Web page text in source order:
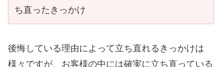
ち直ったきっかけ
後悔している理由によって立ち直れるきっかけは
様々ですが、お客様の中には確実に立ち直っている